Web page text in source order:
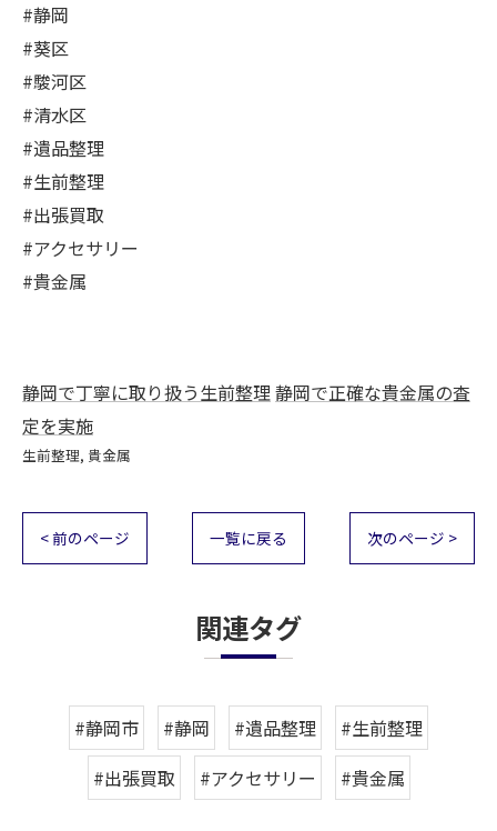
#静岡
#葵区
#駿河区
#清水区
#遺品整理
#生前整理
#出張買取
#アクセサリー
#貴金属
静岡で丁寧に取り扱う生前整理静岡で正確な貴金属の査
定を実施
生前整理 貴金属
< 前のページ 一覧に戻る 次のページ >
関連タグ
#静岡市 #静岡 #遺品整理
#生前整理
#出張買取
#アクセサリー #貴金属